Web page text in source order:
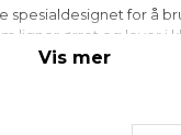
spesialdesignet for å
ligner ørret og lever i
spesielt i nordlige
Vis mer